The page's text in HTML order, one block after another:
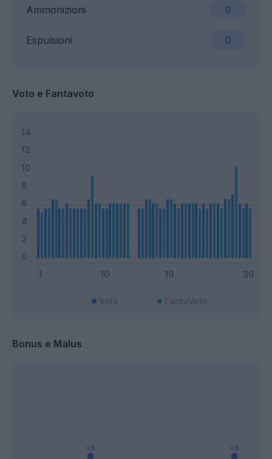
Ammonizioni 9
Espulsioni 0
Voto e Fantavoto
Bonus e Malus